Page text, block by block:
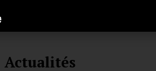
Actualités